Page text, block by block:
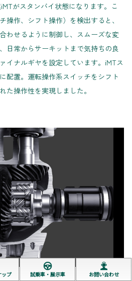
がスタンバイ状態になります。こ
操作、シフト操作）を検出すると、
わせるように制御し、スムーズな変
日常からサーキットまで気持ちの良
イナルギヤを設定しています。iMTス
配置。運転操作系スイッチをシフト
た操作性を実現しました。
ップ 試乗車・展示車 お問い合わせ